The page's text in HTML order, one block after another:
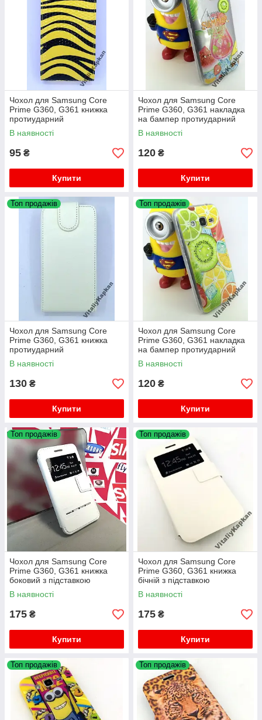
Чохол для Samsung Core
Prime G360, G361 книжка
протиударний
В наявності
95 ₴
Купити
Чохол для Samsung Core
Prime G360, G361 накладка
на бампер протиударний
FRUIT
В наявності
120 ₴
Купити
Топ продажів
Чохол для Samsung Core
Prime G360, G361 книжка
протиударний
В наявності
130 ₴
Купити
Топ продажів
Чохол для Samsung Core
Prime G360, G361 накладка
на бампер протиударний
FRUIT
В наявності
120 ₴
Купити
Топ продажів
Чохол для Samsung Core
Prime G360, G361 книжка
боковий з підставкою
протиударний Book Cover
В наявності
175 ₴
Купити
Топ продажів
Чохол для Samsung Core
Prime G360, G361 книжка
бічній з підставкою
протиударний Imperium
В наявності
175 ₴
Купити
Топ продажів Топ продажів